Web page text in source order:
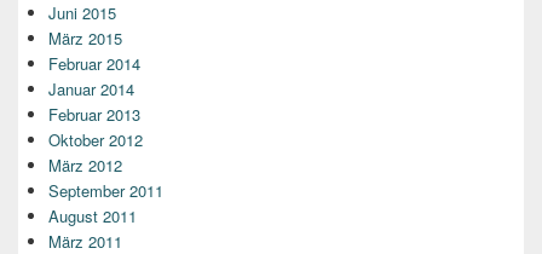
Juni 2015
März 2015
Februar 2014
Januar 2014
Februar 2013
Oktober 2012
März 2012
September 2011
August 2011
März 2011